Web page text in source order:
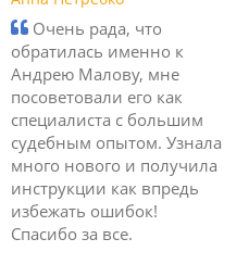
Очень рада, что
обратилась именно к
Андрею Малову, мне
посоветовали его как
специалиста с большим
судебным опытом. Узнала
много нового и получила
инструкции как впредь
избежать ошибок!
Спасибо за все.